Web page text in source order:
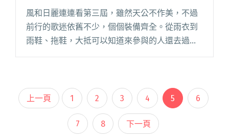
風和日麗連連看第三屆，雖然天公不作美，不過
前行的歌迷依舊不少，個個裝備齊全。從雨衣到
雨鞋、拖鞋，大抵可以知道來參與的人還去過什
麼樣的場合：Fuji Rock 的雨衣，愛愛搖滾的野餐
拉在哪裡？就在風和日麗連連看"
上一頁 1 2 3 4 5 6
7 8 下一頁